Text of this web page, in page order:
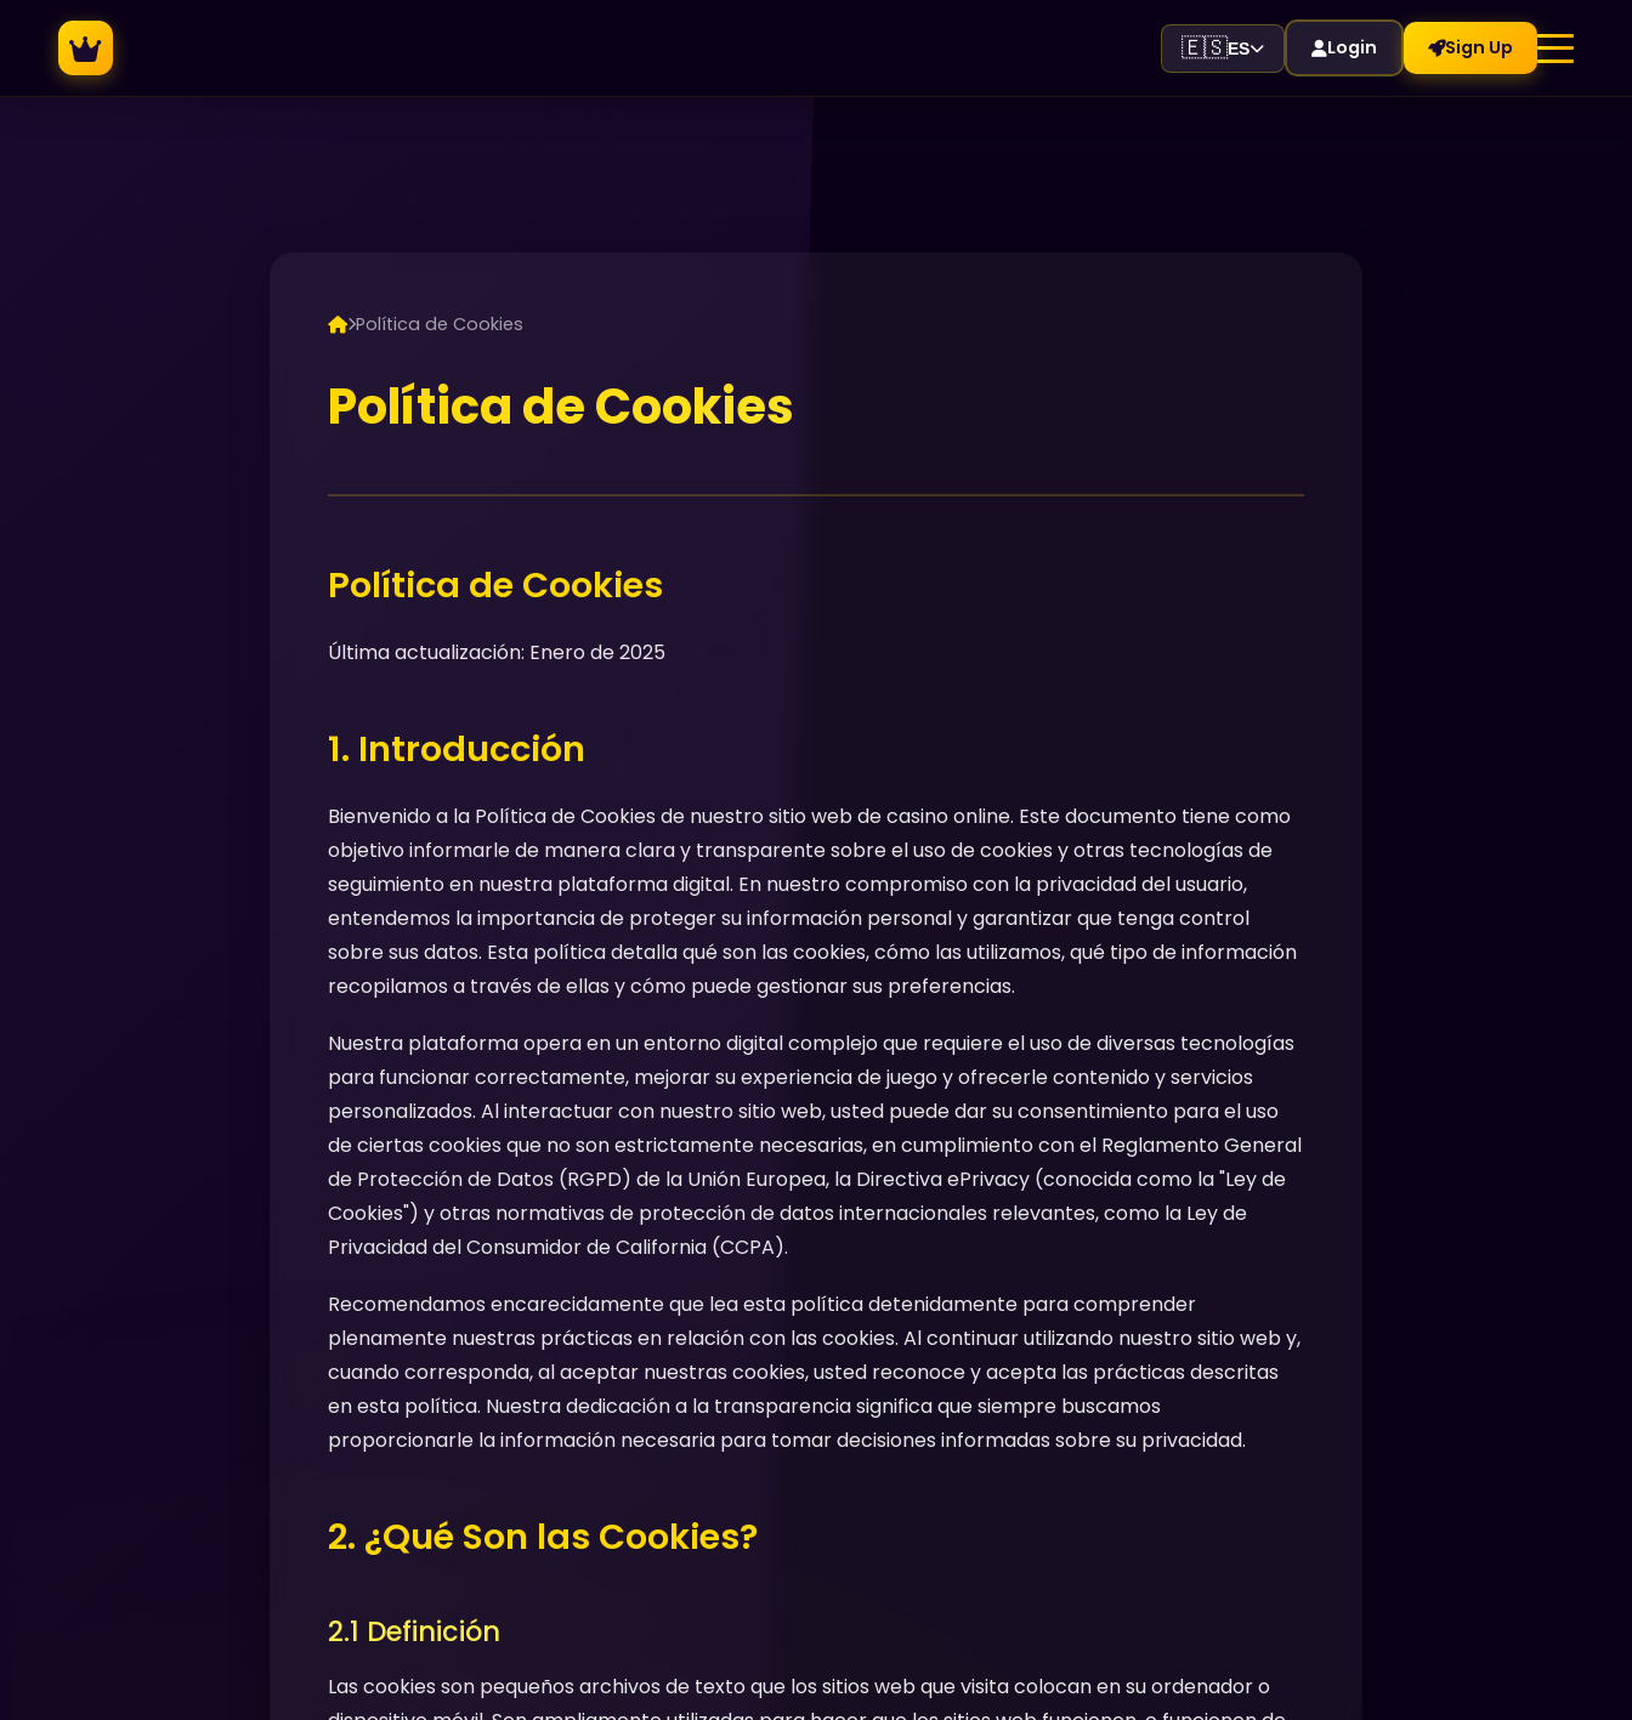
🇪🇸ES Login Sign Up
Política de Cookies
Política de Cookies
Política de Cookies
Última actualización: Enero de 2025
1. Introducción
Bienvenido a la Política de Cookies de nuestro sitio web de casino online. Este documento tiene como
objetivo informarle de manera clara y transparente sobre el uso de cookies y otras tecnologías de
seguimiento en nuestra plataforma digital. En nuestro compromiso con la privacidad del usuario,
entendemos la importancia de proteger su información personal y garantizar que tenga control
sobre sus datos. Esta política detalla qué son las cookies, cómo las utilizamos, qué tipo de información
recopilamos a través de ellas y cómo puede gestionar sus preferencias.
Nuestra plataforma opera en un entorno digital complejo que requiere el uso de diversas tecnologías
para funcionar correctamente, mejorar su experiencia de juego y ofrecerle contenido y servicios
personalizados. Al interactuar con nuestro sitio web, usted puede dar su consentimiento para el uso
de ciertas cookies que no son estrictamente necesarias, en cumplimiento con el Reglamento General
de Protección de Datos (RGPD) de la Unión Europea, la Directiva ePrivacy (conocida como la "Ley de
Cookies") y otras normativas de protección de datos internacionales relevantes, como la Ley de
Privacidad del Consumidor de California (CCPA).
Recomendamos encarecidamente que lea esta política detenidamente para comprender
plenamente nuestras prácticas en relación con las cookies. Al continuar utilizando nuestro sitio web y,
cuando corresponda, al aceptar nuestras cookies, usted reconoce y acepta las prácticas descritas
en esta política. Nuestra dedicación a la transparencia significa que siempre buscamos
proporcionarle la información necesaria para tomar decisiones informadas sobre su privacidad.
2. ¿Qué Son las Cookies?
2.1 Definición
Las cookies son pequeños archivos de texto que los sitios web que visita colocan en su ordenador o